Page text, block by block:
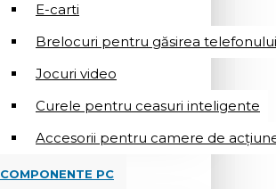
E-carti
Brelocuri pentru găsirea telefonului
Jocuri video
Curele pentru ceasuri inteligente
Accesorii pentru camere de
COMPONENTE PC